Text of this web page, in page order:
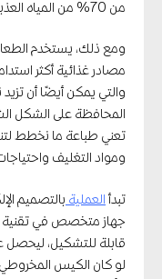
من 70% من المياه العذبة، وفقًا لموقع “
ومع ذلك، يستخدم
مصادر غذائية أكثر
والتي يمكن أيضًا أن
المحافظة على الشكل
تعني طباعة ما نخطط
ومواد التغليف
تبدأ العملية بالتصميم
جهاز متخصص في تقنية
قابلة للتشكيل، ليحصل
لو كان الكيس المخروطي